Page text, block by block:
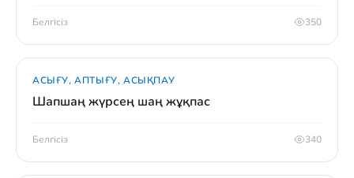
Белгісіз 350
АСЫҒУ, АПТЫҒУ, АСЫҚПАУ
Шапшаң жүрсең шаң жұқпас
Белгісіз 340